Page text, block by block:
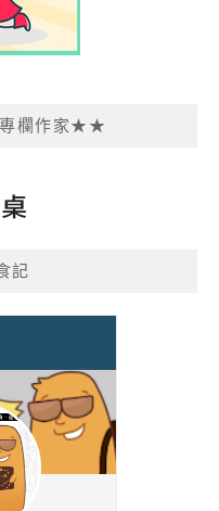
欄作家★★
記